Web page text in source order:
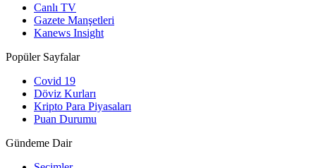
Canlı TV
Gazete Manşetleri
Kanews Insight
Popüler Sayfalar
Covid 19
Döviz Kurları
Kripto Para Piyasaları
Puan Durumu
Gündeme Dair